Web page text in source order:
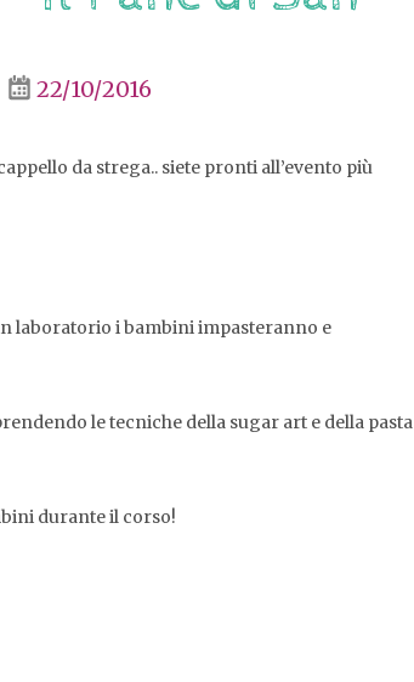
22/10/2016
da strega.. siete pronti all’evento più
laboratorio i bambini impasteranno e
le tecniche della sugar art e della pasta
durante il corso!